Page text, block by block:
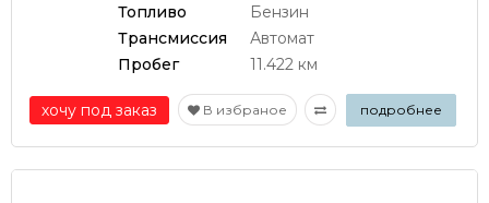
Топливо
Бензин
Трансмиссия
Автомат
Пробег
11.422 км
хочу под заказ В избраное подробнее